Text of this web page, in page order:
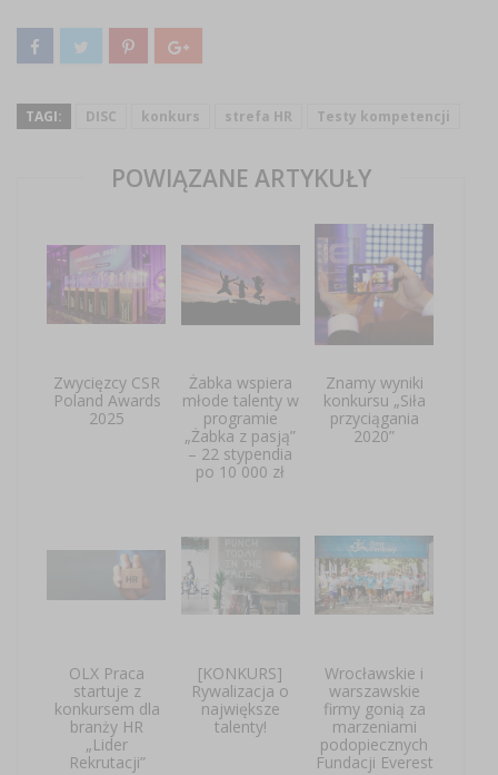
TAGI: DISC konkurs strefa HR Testy kompetencji
POWIĄZANE ARTYKUŁY
Zwycięzcy CSR
Poland Awards
2025
Żabka wspiera
młode talenty w
programie
„Żabka z pasją”
– 22 stypendia
po 10 000 zł
Znamy wyniki
konkursu „Siła
przyciągania
2020”
OLX Praca
startuje z
konkursem dla
branży HR
„Lider
Rekrutacji”
[KONKURS]
Rywalizacja o
największe
talenty!
Wrocławskie i
warszawskie
firmy gonią za
marzeniami
podopiecznych
Fundacji Everest